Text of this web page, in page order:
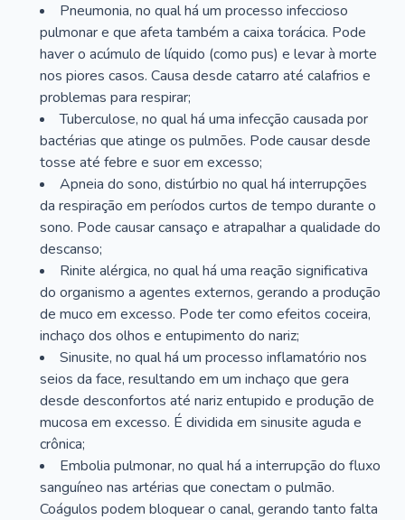
Pneumonia, no qual há um processo infeccioso
pulmonar e que afeta também a caixa torácica. Pode
haver o acúmulo de líquido (como pus) e levar à morte
nos piores casos. Causa desde catarro até calafrios e
problemas para respirar;
Tuberculose, no qual há uma infecção causada por
bactérias que atinge os pulmões. Pode causar desde
tosse até febre e suor em excesso;
Apneia do sono, distúrbio no qual há interrupções
da respiração em períodos curtos de tempo durante o
sono. Pode causar cansaço e atrapalhar a qualidade do
descanso;
Rinite alérgica, no qual há uma reação significativa
do organismo a agentes externos, gerando a produção
de muco em excesso. Pode ter como efeitos coceira,
inchaço dos olhos e entupimento do nariz;
Sinusite, no qual há um processo inflamatório nos
seios da face, resultando em um inchaço que gera
desde desconfortos até nariz entupido e produção de
mucosa em excesso. É dividida em sinusite aguda e
crônica;
Embolia pulmonar, no qual há a interrupção do fluxo
sanguíneo nas artérias que conectam o pulmão.
Coágulos podem bloquear o canal, gerando tanto falta